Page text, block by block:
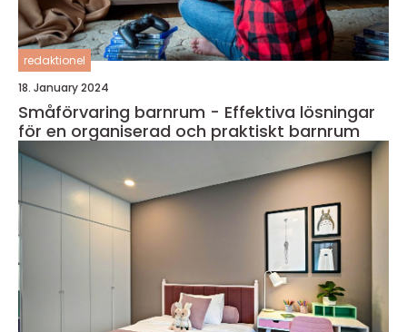
redaktionel
18. January 2024
Småförvaring barnrum - Effektiva lösningar
för en organiserad och praktiskt barnrum